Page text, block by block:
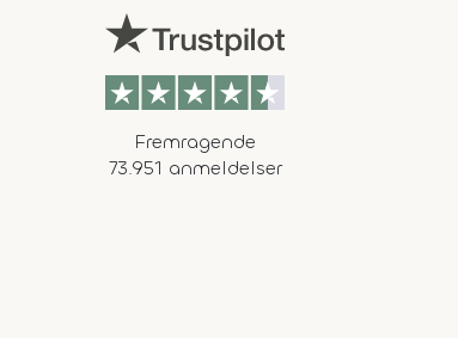
Fremragende
73.951 anmeldelser